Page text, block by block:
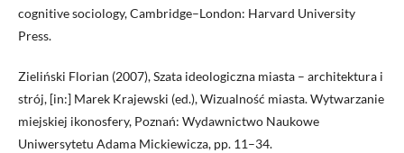
cognitive sociology, Cambridge–London: Harvard University
Press.
Zieliński Florian (2007), Szata ideologiczna miasta – architektura i
strój, [in:] Marek Krajewski (ed.), Wizualność miasta. Wytwarzanie
miejskiej ikonosfery, Poznań: Wydawnictwo Naukowe
Uniwersytetu Adama Mickiewicza, pp. 11–34.